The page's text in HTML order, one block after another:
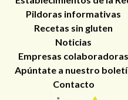
Pildoras informativas
Recetas sin gluten
Noticias
Empresas colaboradoras
Apúntate a nuestro
Contacto